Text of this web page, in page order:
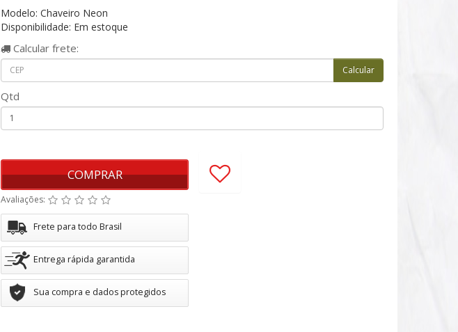
Modelo: Chaveiro Neon
Disponibilidade: Em estoque
Calcular frete:
Qtd
COMPRAR
Avaliações:
Frete para todo Brasil
Entrega rápida garantida
Sua compra e dados protegidos